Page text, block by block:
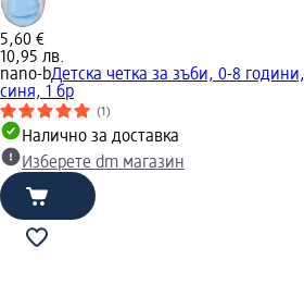
5,60 €
10,95 лв.
nano-bДетска четка за зъби, 0-8 години,
синя, 1 бр
(1)
Налично за доставка
Изберете dm магазин